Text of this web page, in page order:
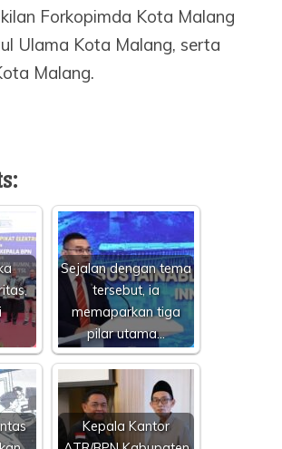
Forkopimda Kota Malang
Ulama Kota Malang, serta
Malang.
Sejalan dengan tema
tersebut, ia
memaparkan tiga
pilar utama…
Kepala Kantor